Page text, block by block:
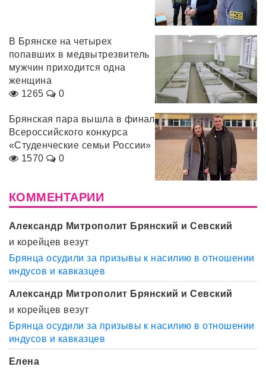
В Брянске на четырех
попавших в медвытрезвитель
мужчин приходится одна
женщина
1265
0
Брянская пара вышла в финал
Всероссийского конкурса
«Студенческие семьи России»
1570
0
КОММЕНТАРИИ
Александр Митрополит Брянский и Севский
и корейцев везут
Брянца осудили за призывы к насилию в отношении
индусов и кавказцев
Александр Митрополит Брянский и Севский
и корейцев везут
Брянца осудили за призывы к насилию в отношении
индусов и кавказцев
Елена